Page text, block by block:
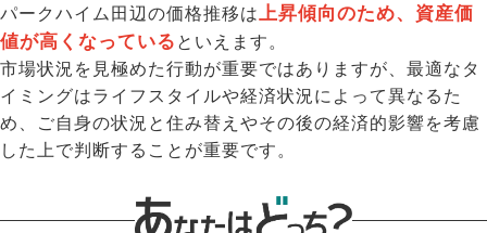
パークハイム田辺の価格推移は 上昇傾向のため、資産価
値が高くなっている といえます。
市場状況を見極めた行動が重要ではありますが、最適なタ
イミングはライフスタイルや経済状況によって異なるた
め、ご自身の状況と住み替えやその後の経済的影響を考慮
した上で判断することが重要です。